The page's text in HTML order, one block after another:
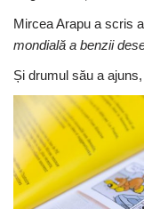
Mircea Arapu a scris
mondială a benzii
Și drumul său a